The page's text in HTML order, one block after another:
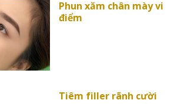
Phun xăm chân mày vi
điểm
Tiêm filler rãnh cười